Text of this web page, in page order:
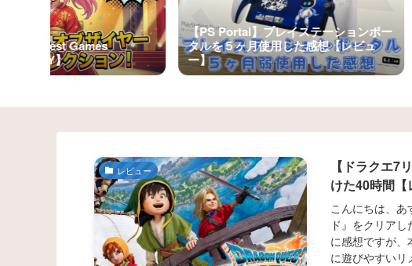
】My Best Games
GOTY】
【PS Portal】プレイステーションポー
タルを５ヶ月使用した感想【レビュ
ー】
レビュー
【ドラクエ7
けた40時間【
こんにちは、あ
ド』をクリア
に感想ですが、
に遊びやすい